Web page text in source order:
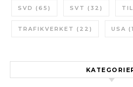
SVD (65) SVT (32)
TRAFIKVERKET (22) USA